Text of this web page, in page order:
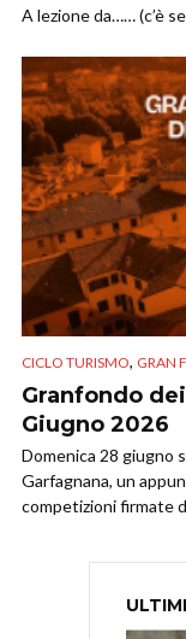
A lezione da…… (c’è
CICLO TURISMO, GRAN
Granfondo
Giugno 2026
Domenica 28 giugno
Garfagnana, un
competizioni firmate